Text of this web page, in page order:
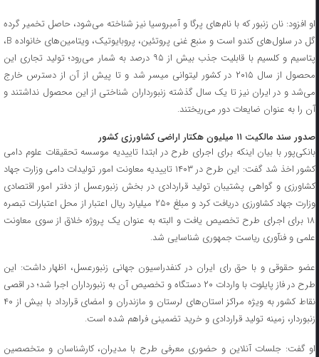
او افزود: نان زنبور که با نام‌های پرگا و آمبروسیا نیز شناخته می‌شود، حاصل تخمیر گرده
گل در سلول‌های کندو است و منبع غنی پروتئین، پروبایوتیک، ویتامین‌های خانواده B،
پتاسیم و کلسیم با قابلیت جذب بیش از ۹۵ درصد به شمار می‌رود؛ تولید تجاری این
محصول از سال ۲۰۱۵ در کشور لیتوانی میسر شد و تا پیش از آن از دسترس خارج
می‌شد و در ایران نیز تا یک سال گذشته زنبورداران شناختی از این محصول نداشتند و
آن را به عنوان ضایعات دور می‌ریختند.
صدور سند مالکیت ۱۱ میلیون هکتار اراضی کشاورزی کشور
بانکی‌پور با بیان اینکه برای اجرای طرح در ابتدا تاییدیه موسسه تحقیقات علوم دامی
کشور اخذ شد گفت: این طرح در ۱۴۰۳ تاییدیه معاونت امور تولیدات دامی وزارت جهاد
کشاورزی و گواهی پشتیبان تولید قراردادی در بخش زنبورعسل از دفتر امور اقتصادی
وزارت جهاد کشاورزی دریافت کرد و مبلغ ۲۵۰ میلیارد ریال اعتبار از محل اعتبارات تبصره
۱۸ برای اجرای طرح تخصیص یافت و البته به عنوان یک پروژه خلاق از سوی معاونت
علمی و فنآوری ریاست جمهوری شناسایی شد.
عضو حقوقی و با حق رای ایران در کنفدراسیون جهانی زنبورعسل، اظهار داشت:این
طرح در فاز پایلوت با واردات ۲۰ دستگاه و تخصیص آن به زنبورداران اجرا شد؛ در اقصی
نقاط کشور به ویژه مراکز استان‌های لرستان و مازندران و امضای قرارداد با بیش از ۴۰
زنبوردار، زمینه تولید قراردادی و خرید تضمینی فراهم شده است.
او گفت: جلسات آنلاین و حضوری معرفی طرح با مدیران، کارشناسان و متخصصین